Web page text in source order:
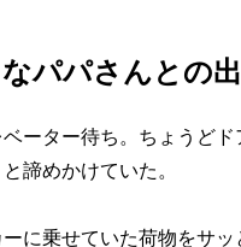
パパさんとの
ーター待ち。ちょうどド
諦めかけていた。
に乗せていた荷物をサ